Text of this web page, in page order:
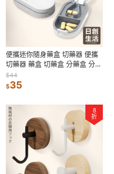
便攜迷你隨身藥盒 切藥器 便攜
切藥器 藥盒 切藥盒 分藥盒 分藥
器 迷你藥盒 隨身藥盒 藥片分割
器
$44
$35
8
折